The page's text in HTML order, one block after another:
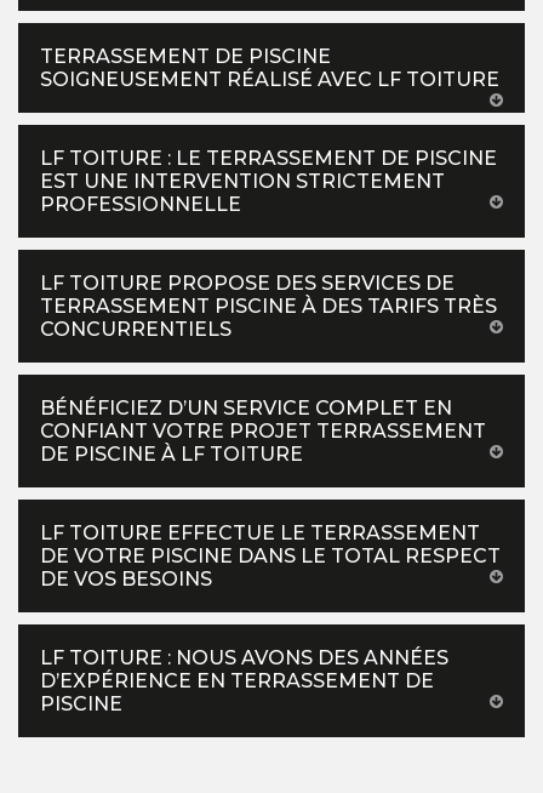
TERRASSEMENT DE PISCINE
SOIGNEUSEMENT RÉALISÉ AVEC LF TOITURE
LF TOITURE : LE TERRASSEMENT DE PISCINE
EST UNE INTERVENTION STRICTEMENT
PROFESSIONNELLE
LF TOITURE PROPOSE DES SERVICES DE
TERRASSEMENT PISCINE À DES TARIFS TRÈS
CONCURRENTIELS
BÉNÉFICIEZ D’UN SERVICE COMPLET EN
CONFIANT VOTRE PROJET TERRASSEMENT
DE PISCINE À LF TOITURE
LF TOITURE EFFECTUE LE TERRASSEMENT
DE VOTRE PISCINE DANS LE TOTAL RESPECT
DE VOS BESOINS
LF TOITURE : NOUS AVONS DES ANNÉES
D’EXPÉRIENCE EN TERRASSEMENT DE
PISCINE